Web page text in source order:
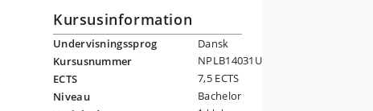
Kursusinformation
Undervisningssprog
Dansk
Kursusnummer
NPLB14031U
ECTS
7,5 ECTS
Niveau
Bachelor